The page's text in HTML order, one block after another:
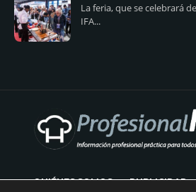
La feria, que se celebrará
IFA...
QUIÉNES SOMOS PUBLICIDAD